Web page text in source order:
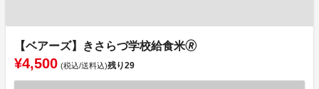
【ベアーズ】きさらづ学校給食米🄬
¥4,500 (税込/送料込)残り29